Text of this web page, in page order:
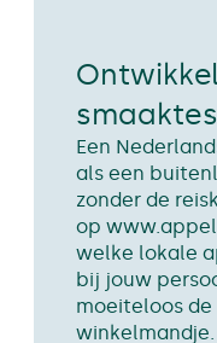
Een
als een
zonder de
op
welke lokale
bij jouw
moeiteloos
winkelmandje.